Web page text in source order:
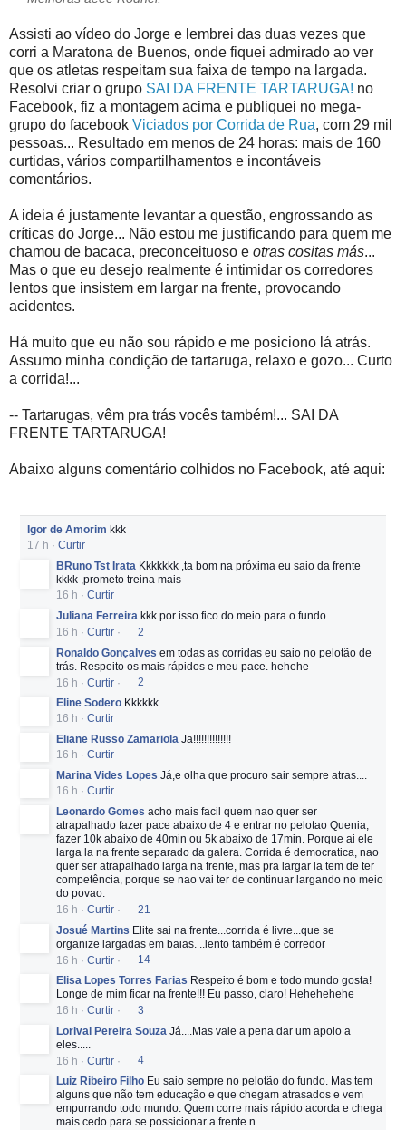
Assisti ao vídeo do Jorge e lembrei das duas vezes que
corri a Maratona de Buenos, onde fiquei admirado ao ver
que os atletas respeitam sua faixa de tempo na largada.
Resolvi criar o grupo SAI DA FRENTE TARTARUGA! no
Facebook, fiz a montagem acima e publiquei no mega-
grupo do facebook Viciados por Corrida de Rua, com 29 mil
pessoas... Resultado em menos de 24 horas: mais de 160
curtidas, vários compartilhamentos e incontáveis
comentários.
A ideia é justamente levantar a questão, engrossando as
críticas do Jorge... Não estou me justificando para quem me
chamou de bacaca, preconceituoso e otras cositas más...
Mas o que eu desejo realmente é intimidar os corredores
lentos que insistem em largar na frente, provocando
acidentes.
Há muito que eu não sou rápido e me posiciono lá atrás.
Assumo minha condição de tartaruga, relaxo e gozo... Curto
a corrida!...
-- Tartarugas, vêm pra trás vocês também!... SAI DA
FRENTE TARTARUGA!
Abaixo alguns comentário colhidos no Facebook, até aqui:
Igor de Amorim kkk
17 h · Curtir
BRuno Tst Irata Kkkkkkk ,ta bom na próxima eu saio da frente
kkkk ,prometo treina mais
16 h · Curtir
Juliana Ferreira kkk por isso fico do meio para o fundo
16 h · Curtir ·
2
Ronaldo Gonçalves em todas as corridas eu saio no pelotão de
trás. Respeito os mais rápidos e meu pace. hehehe
16 h · Curtir ·
2
Eline Sodero Kkkkkk
16 h · Curtir
Eliane Russo Zamariola Ja!!!!!!!!!!!!!!
16 h · Curtir
Marina Vides Lopes Já,e olha que procuro sair sempre atras....
16 h · Curtir
Leonardo Gomes acho mais facil quem nao quer ser
atrapalhado fazer pace abaixo de 4 e entrar no pelotao Quenia,
fazer 10k abaixo de 40min ou 5k abaixo de 17min. Porque ai ele
larga la na frente separado da galera. Corrida é democratica, nao
quer ser atrapalhado larga na frente, mas pra largar la tem de ter
competência, porque se nao vai ter de continuar largando no meio
do povao.
16 h · Curtir ·
21
Josué Martins Elite sai na frente...corrida é livre...que se
organize largadas em baias. ..lento também é corredor
16 h · Curtir ·
14
Elisa Lopes Torres Farias Respeito é bom e todo mundo gosta!
Longe de mim ficar na frente!!! Eu passo, claro! Hehehehehe
16 h · Curtir ·
3
Lorival Pereira Souza Já....Mas vale a pena dar um apoio a
eles.....
16 h · Curtir ·
4
Luiz Ribeiro Filho Eu saio sempre no pelotão do fundo. Mas tem
alguns que não tem educação e que chegam atrasados e vem
empurrando todo mundo. Quem corre mais rápido acorda e chega
mais cedo para se possicionar a frente.n